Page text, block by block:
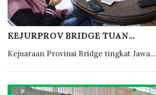
KEJURPROV BRIDGE TUAN...
Kejuaraan Provinsi Bridge tingkat Jawa...